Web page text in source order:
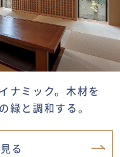
ナミック。木材を
緑と調和する。
る